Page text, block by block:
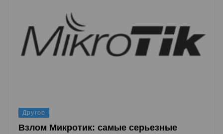
Другое
Взлом Микротик: самые серьезные